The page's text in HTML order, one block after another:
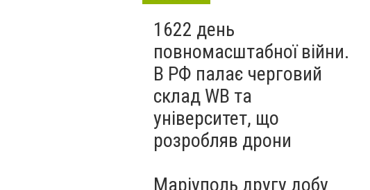
1622 день
повномасштабної війни.
В РФ палає черговий
склад WB та
університет, що
розробляв дрони
Маріуполь другу добу